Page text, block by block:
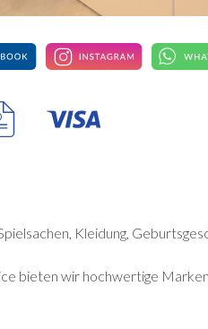
Kleidung,
bieten wir hochwertige Marken